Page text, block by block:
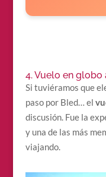
4. Vuelo en
Si tuviéramos que
paso por Bled… el
discusión. Fue la
y una de las más
viajando.